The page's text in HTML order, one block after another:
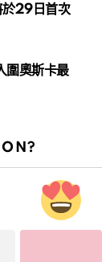
於29日首次
圍奧斯卡最